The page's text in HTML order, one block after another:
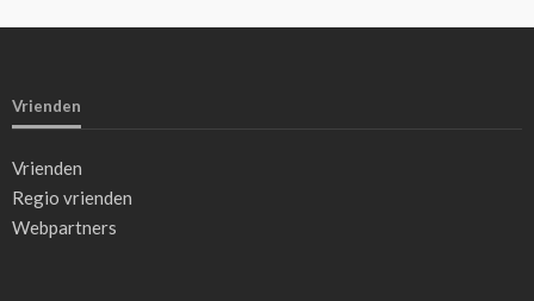
Vrienden
Vrienden
Regio vrienden
Webpartners